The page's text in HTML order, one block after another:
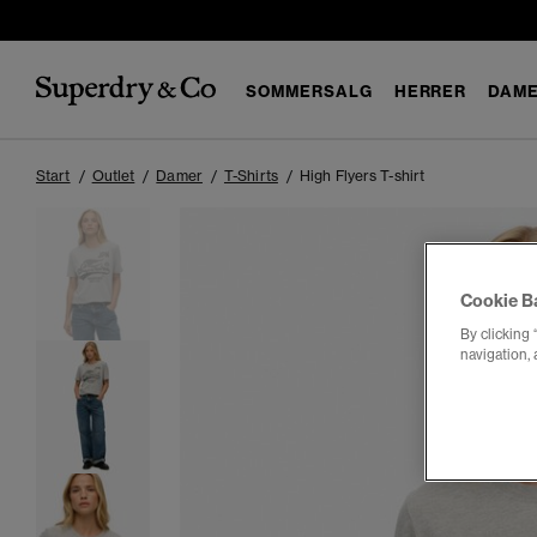
SOMMERSALG HERRER
Start Outlet Damer T-Shirts High Flyers T-shirt
Cookie
By clicking
navigation,